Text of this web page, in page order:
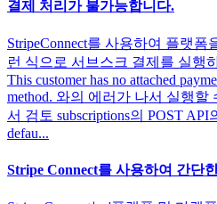
결제 처리가 불가능합니다.
StripeConnect를 사용하여 플랫폼
런 식으로 서브스크 결제를 실행
This customer has no attached
method. 와의 에러가 나서 실행
서 검토 subscriptions의 POST
defau...
Stripe Connect를 사용하여 간단